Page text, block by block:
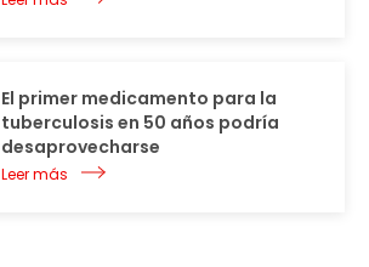
El primer medicamento para la
tuberculosis en 50 años podría
desaprovecharse
Leer más